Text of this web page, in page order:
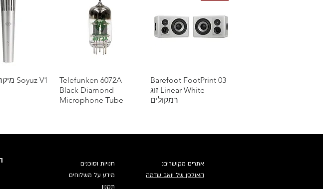
תצוגה מהירה
Barefoot FootPrint 03
Linear White זוג
רמקולים
תצוגה מהירה
Telefunken 6072A
Black Diamond
Microphone Tube
תצוגה
Soyuz V1 מיקרופון דינמי
חנויות וסוכנים
מידע על משלוחים
תקנון
אתרים מקושרים:
האולפן של יואב שדמה